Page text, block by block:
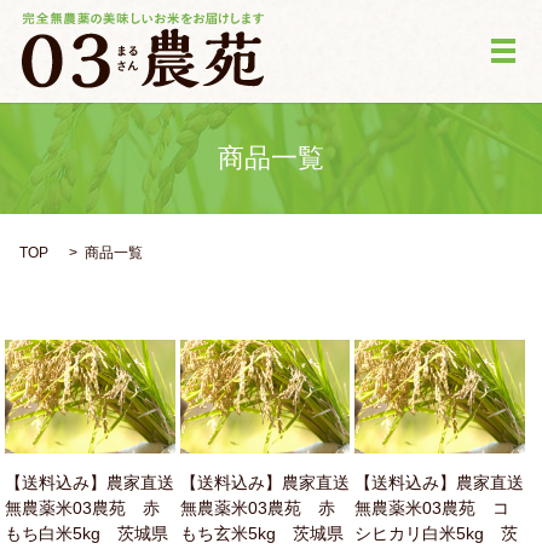
メ
商品一覧
TOP 商品一覧
【送料込み】農家直送
無農薬米03農苑 赤
もち白米5kg 茨城県
【送料込み】農家直送
無農薬米03農苑 赤
もち玄米5kg 茨城県
【送料込み】農家直送
無農薬米03農苑 コ
シヒカリ白米5kg 茨